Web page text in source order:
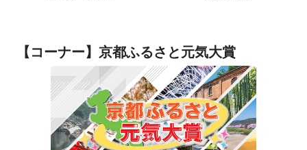
【コーナー】京都ふるさと元気大賞